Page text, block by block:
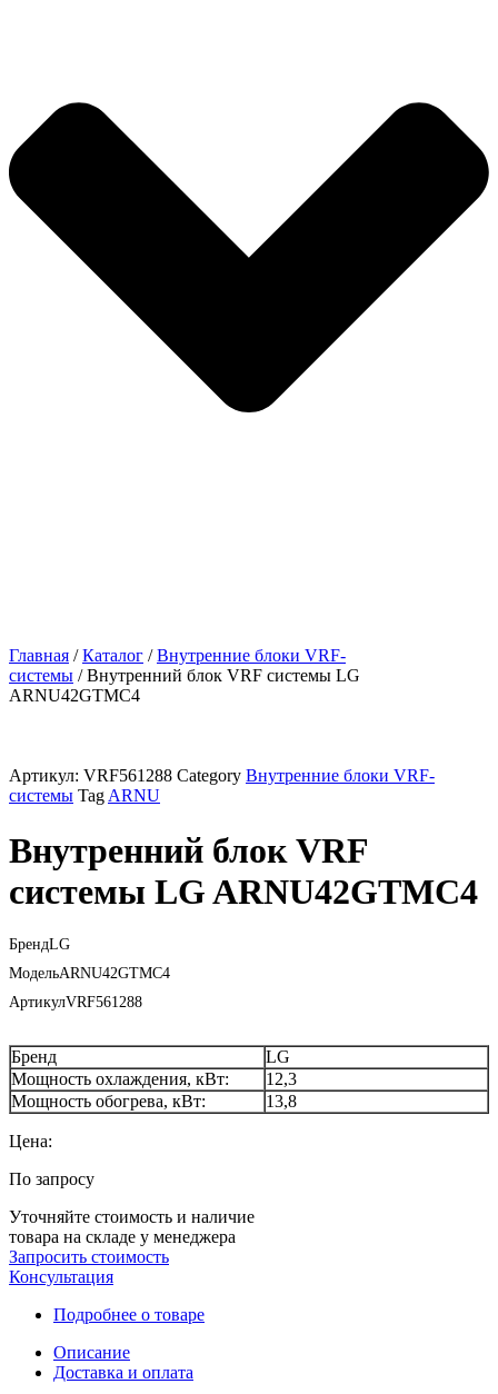
Главная /Каталог /Внутренние блоки VRF-
cистемы / Внутренний блок VRF системы LG
ARNU42GTMC4
Артикул: VRF561288 Category Внутренние блоки VRF-
cистемы Tag ARNU
Внутренний блок VRF
системы LG ARNU42GTMC4
БрендLG
МодельARNU42GTMC4
АртикулVRF561288
Бренд
LG
Мощность охлаждения, кВт:
12,3
Мощность обогрева, кВт:
13,8
Цена:
По запросу
Уточняйте стоимость и наличие
товара на складе у менеджера
Запросить стоимость
Консультация
Подробнее о товаре
Описание
Доставка и оплата